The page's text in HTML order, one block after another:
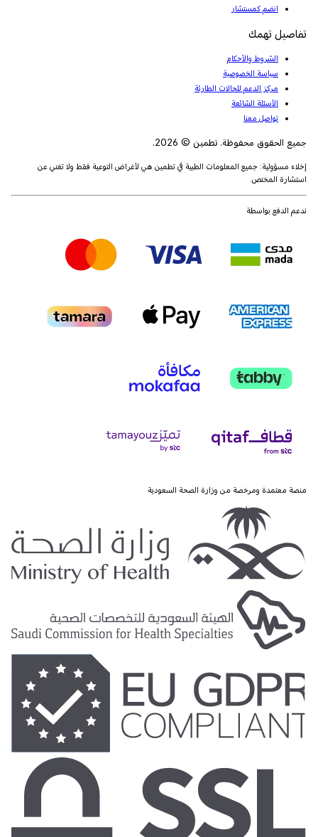
انضم كمستشار
تفاصيل تهمك
الشروط والأحكام
سياسة الخصوصية
مركز الدعم للحالات الطارئة
الأسئلة الشائعة
تواصل معنا
جميع الحقوق محفوظة. تطمين © 2026.
إخلاء مسؤولية: جميع المعلومات الطبية في تطمين هي لأغراض التوعية فقط ولا تغني عن
استشارة المختص.
ندعم الدفع بواسطة
منصة معتمدة ومرخصة من وزارة الصحة السعودية